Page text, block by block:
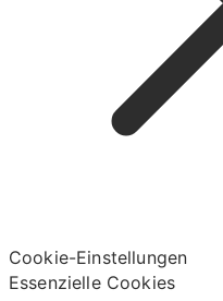
Cookie-Einstellungen
Essenzielle Cookies